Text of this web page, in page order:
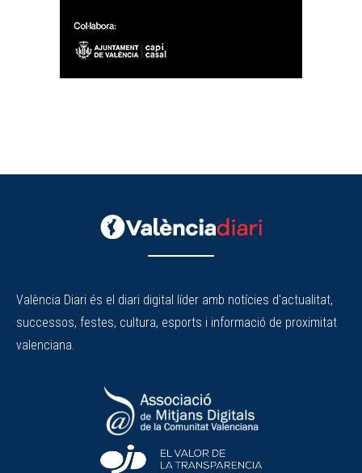
València Diari és el diari digital líder amb notícies d'actualitat,
successos, festes, cultura, esports i informació de proximitat
valenciana.